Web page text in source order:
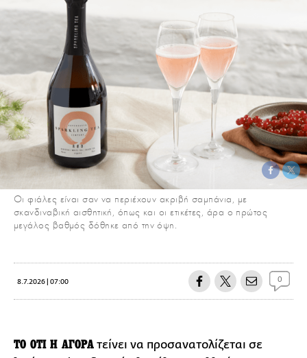
Οι φιάλες είναι σαν να περιέχουν ακριβή σαμπάνια, με
σκανδιναβική αισθητική, όπως και οι ετικέτες, άρα ο πρώτος
μεγάλος βαθμός δόθηκε από την όψη.
8.7.2026 | 07:00 0
ΤΟ ΟΤΙ Η ΑΓΟΡΑ τείνει να προσανατολίζεται σε